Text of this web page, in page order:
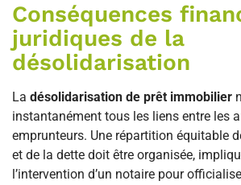
Conséquences
juridiques de la
désolidarisation
La désolidarisation de prêt immobilier
instantanément tous les liens entre les
emprunteurs. Une répartition équitable
et de la dette doit être organisée,
l’intervention d’un notaire pour